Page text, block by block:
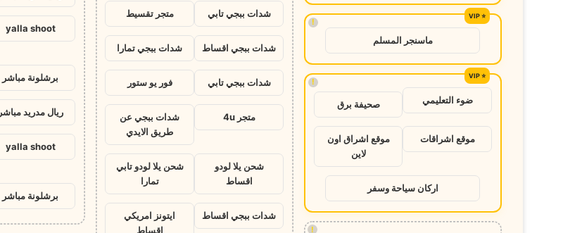
!
ماسنجر المسلم
!
ضوء التعليمي صحيفة برق
موقع اشراقات
موقع اشراق اون
لاين
اركان سياحة وسفر
!
شدات ببجي تابي متجر تقسيط
شدات ببجي اقساط شدات ببجي تمارا
شدات ببجي تابي فور يو ستور
متجر 4u
شدات ببجي عن
طريق الايدي
شحن يلا لودو
اقساط
شحن يلا لودو تابي
تمارا
شدات ببجي اقساط
ايتونز امريكي
اقساط
yalla shoot
برشلونة مباشر
ريال مدريد مباشر
yalla shoot
برشلونة مباشر